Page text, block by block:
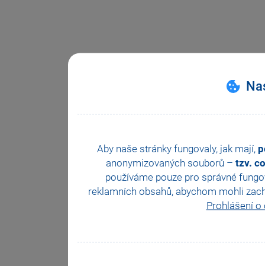
Aby naše stránky fungovaly, jak mají,
anonymizovaných souborů – tzv.
používáme pouze pro správné
reklamních obsahů, abychom mohli
Prohlášení